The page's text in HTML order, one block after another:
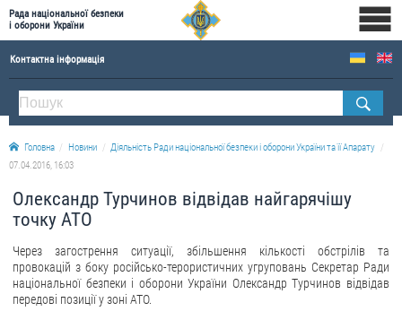
Рада національної безпеки
і оборони України
Контактна інформація
ПРО РНБОУ
Склад Ради національної безпеки і оборони України
Апарат Ради національної безпеки і оборони України
Історична довідка про діяльність Ради національної безпеки і оборони України
ПРЕСЦЕНТР
Головна Новини
Діяльність Ради національної безпеки і оборони України та її Апарату
07.04.2016, 16:03
Олександр Турчинов відвідав найгарячішу
точку АТО
Через загострення ситуації, збільшення кількості обстрілів та
провокацій з боку російсько-терористичних угруповань Секретар Ради
національної безпеки і оборони України Олександр Турчинов відвідав
передові позиції у зоні АТО.